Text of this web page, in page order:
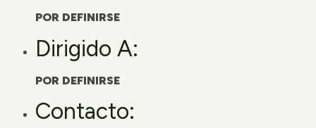
POR DEFINIRSE
Dirigido A:
POR DEFINIRSE
Contacto: